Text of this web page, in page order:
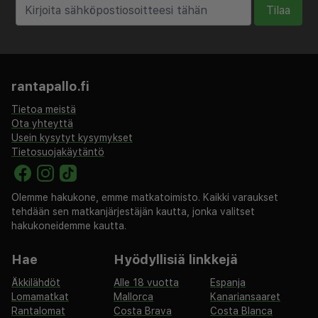
Kapodístrias) - 125,9 km / 78,2 mi
vastaanotossa ja hissi. Palveluihin kuuluu rajoitettu
langaton internetyhteys. Majoituspaikan ravintolassa,
Bar Restaurant Lemon Tree, on baari/aulabaari.
Halutessasi käytössäsi on myös huonepalvelu
(rajoitettuina aikoina).
Majoituspaikka veloittaa seuraavat paikan päällä
suoritettavat maksut. Maksuihin saattaa sisältyä
sovellettavat verot:
Kaupungin perimä vero: 250.00 ALL per henkilö per yö
ilmoittamat maksut.
Pysäköintimaksu lähellä sijaitsevalla pysäköintialueella:
1000 ALL per päivä (500 metrin päässä)
Tilaa
rantapallo.fi
Tietoa meistä
Ota yhteyttä
Usein kysytyt kysymykset
Tietosuojakäytäntö
Olemme hakukone, emme matkatoimisto. Kaikki varaukset
tehdään sen matkanjärjestäjän kautta, jonka valitset
hakukoneidemme kautta.
Hae
Äkkilähdöt
Lomamatkat
Rantalomat
Hyödyllisiä linkkejä
Alle 18 vuotta
Espanja
Mallorca
Kanariansaaret
Costa Brava
Costa Blanca